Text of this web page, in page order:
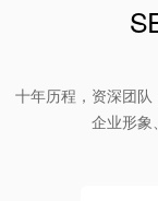
十年历程，资深团
企业形象